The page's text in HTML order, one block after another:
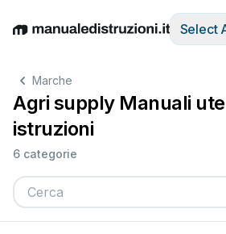
EnglishDeutschEspañolItaliano
Select
Marche
Agri supply Manuali
istruzioni
6 categorie